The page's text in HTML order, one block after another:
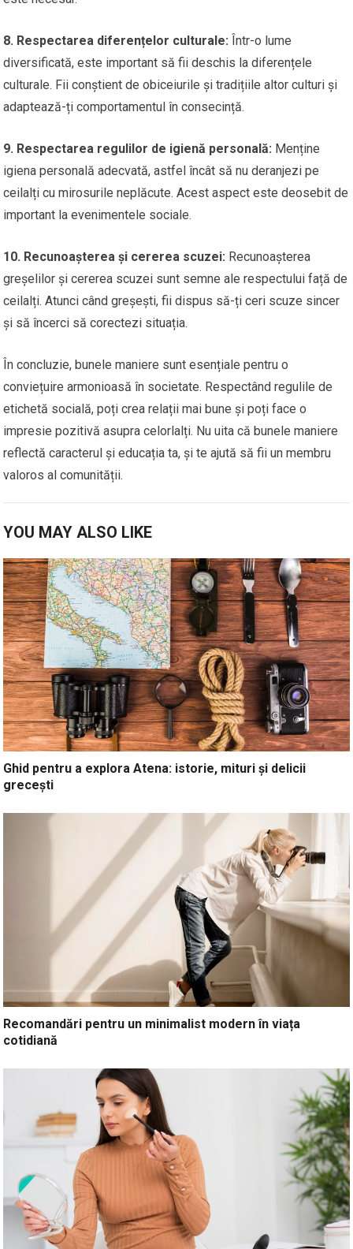
8. Respectarea diferențelor culturale: Într-o lume
diversificată, este important să fii deschis la diferențele
culturale. Fii conștient de obiceiurile și tradițiile altor culturi și
adaptează-ți comportamentul în consecință.
9. Respectarea regulilor de igienă personală: Menține
igiena personală adecvată, astfel încât să nu deranjezi pe
ceilalți cu mirosurile neplăcute. Acest aspect este deosebit de
important la evenimentele sociale.
10. Recunoașterea și cererea scuzei: Recunoașterea
greșelilor și cererea scuzei sunt semne ale respectului față de
ceilalți. Atunci când greșești, fii dispus să-ți ceri scuze sincer
și să încerci să corectezi situația.
În concluzie, bunele maniere sunt esențiale pentru o
conviețuire armonioasă în societate. Respectând regulile de
etichetă socială, poți crea relații mai bune și poți face o
impresie pozitivă asupra celorlalți. Nu uita că bunele maniere
reflectă caracterul și educația ta, și te ajută să fii un membru
valoros al comunității.
YOU MAY ALSO LIKE
Ghid pentru a explora Atena: istorie, mituri și delicii
grecești
Recomandări pentru un minimalist modern în viața
cotidiană